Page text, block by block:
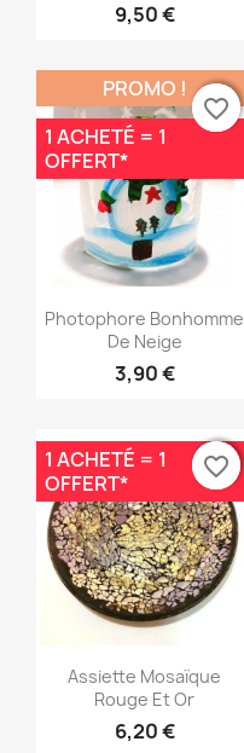
9,50 €
Aperçu rapide
Photophore Bonhomme
De Neige
3,90 €
PROMO !
1 ACHETÉ = 1
OFFERT*
favorite_border
favorite_border
Aperçu rapide
Assiette Mosaïque
Rouge Et Or
6,20 €
1 ACHETÉ = 1
OFFERT*
favorite_border
favorite_border